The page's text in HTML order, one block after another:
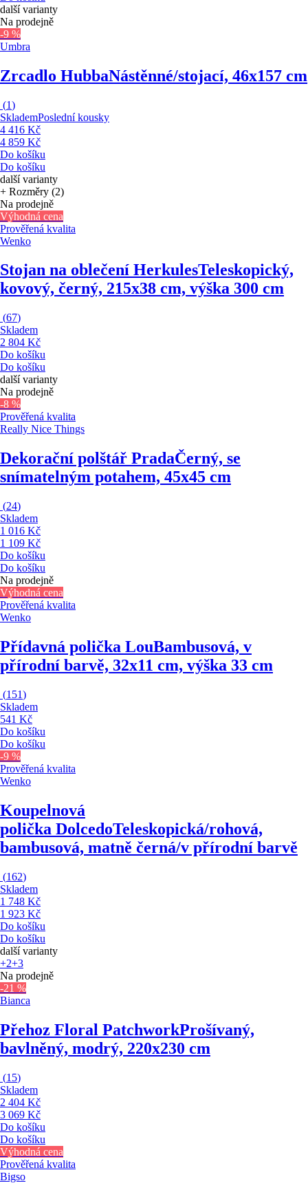
další varianty
Na prodejně
-9 %
Umbra
Zrcadlo HubbaNástěnné/stojací, 46x157 cm
(1)
SklademPoslední kousky
4 416 Kč
4 859 Kč
Do košíku
Do košíku
další varianty
+ Rozměry (2)
Na prodejně
Výhodná cena
Prověřená kvalita
Wenko
Stojan na oblečení HerkulesTeleskopický,
kovový, černý, 215x38 cm, výška 300 cm
(67)
Skladem
2 804 Kč
Do košíku
Do košíku
další varianty
Na prodejně
-8 %
Prověřená kvalita
Really Nice Things
Dekorační polštář PradaČerný, se
snímatelným potahem, 45x45 cm
(24)
Skladem
1 016 Kč
1 109 Kč
Do košíku
Do košíku
Na prodejně
Výhodná cena
Prověřená kvalita
Wenko
Přídavná polička LouBambusová, v
přírodní barvě, 32x11 cm, výška 33 cm
(151)
Skladem
541 Kč
Do košíku
Do košíku
-9 %
Prověřená kvalita
Wenko
Koupelnová
polička DolcedoTeleskopická/rohová,
bambusová, matně černá/v přírodní barvě
(162)
Skladem
1 748 Kč
1 923 Kč
Do košíku
Do košíku
další varianty
+2+3
Na prodejně
-21 %
Bianca
Přehoz Floral PatchworkProšívaný,
bavlněný, modrý, 220x230 cm
(15)
Skladem
2 404 Kč
3 069 Kč
Do košíku
Do košíku
Výhodná cena
Prověřená kvalita
Bigso